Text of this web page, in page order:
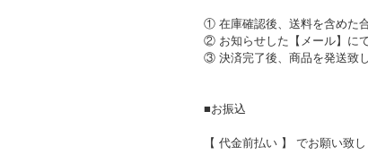
① 在庫確認後、送料を含めた
② お知らせした【メール】に
③ 決済完了後、商品を発送致し
■お振込
【 代金前払い 】 でお願い致し